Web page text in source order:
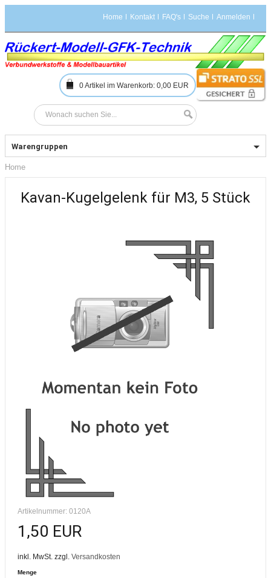
Home Kontakt FAQ's Suche Anmelden
0Artikel im Warenkorb: 0,00 EUR
Warengruppen
Home
Kavan-Kugelgelenk für M3, 5 Stück
Artikelnummer: 0120A
1,50 EUR
inkl. MwSt. zzgl. Versandkosten
Menge